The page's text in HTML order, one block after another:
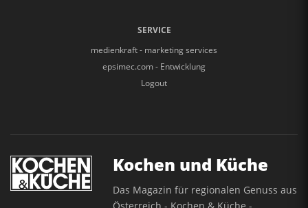
SERVICE
medienkraft - marketing services
epsimec.com - Entwicklung
Logout
Kochen und Küche
Das Magazin für regionalen Genuss aus
Österreich - Kochen & Küche -